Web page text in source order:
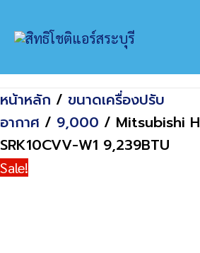
Home
สินค้า
Mitsubishi Heavy Duty
หน้าหลัก / ขนาดเครื่องปรับ
อากาศ / 9,000 / Mitsubishi
SRK10CVV-W1 9,239BTU
Sale!